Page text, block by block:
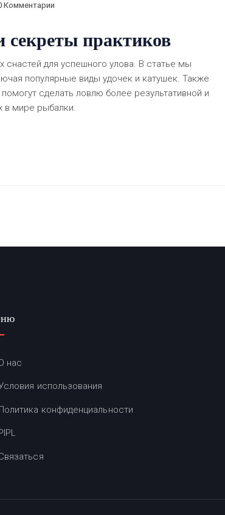
Комментарии
практиков
для успешного улова. В статье мы
популярные виды удочек и катушек. Также
сделать ловлю более результативной и
в мире рыбалки.
нас
использования
конфиденциальности